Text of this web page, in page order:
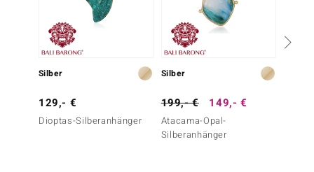
Silber
129,- €
Dioptas-Silberanhänger
Silber
199,- € 149,- €
Atacama-Opal-
Silberanhänger